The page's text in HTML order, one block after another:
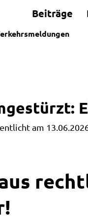
Beiträge
am